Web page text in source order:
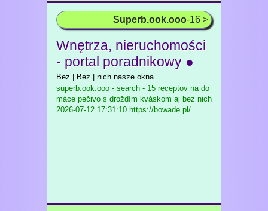
Superb.ook.ooo-16 >
Wnętrza, nieruchomości
- portal poradnikowy ●
Bez | Bez | nich nasze okna
superb.ook.ooo - search - 15 receptov na do
máce pečivo s droždím kváskom aj bez nich
2026-07-12 17:31:10 https://bowade.pl/